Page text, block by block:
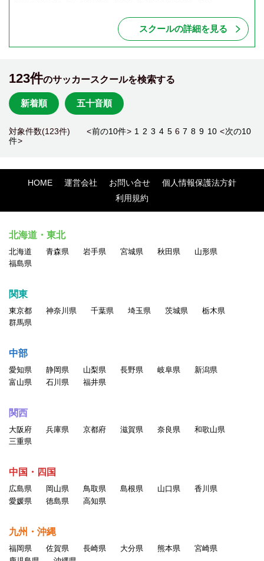
スクールの詳細を見る
123件のサッカースクールを検索する
新着順 五十音順
対象件数(123件) <前の10件> 1 2 3 4 5 6 7 8 9 10 <次の10
件>
HOME 運営会社 お問い合せ
個人情報保護法方針
利用規約
北海道・東北
北海道 青森県 岩手県 宮城県 秋田県
山形県
福島県
関東
東京都 神奈川県 千葉県 埼玉県 茨城県
栃木県
群馬県
中部
愛知県 静岡県 山梨県 長野県 岐阜県
新潟県
富山県
石川県 福井県
関西
大阪府 兵庫県 京都府 滋賀県 奈良県
和歌山県
三重県
中国・四国
広島県 岡山県 鳥取県 島根県 山口県
香川県
愛媛県
徳島県 高知県
九州・沖縄
福岡県 佐賀県 長崎県 大分県 熊本県
宮崎県